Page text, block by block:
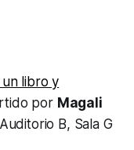
libro y
por Magali
B, Sala G